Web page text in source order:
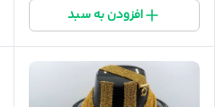
افزودن به سبد